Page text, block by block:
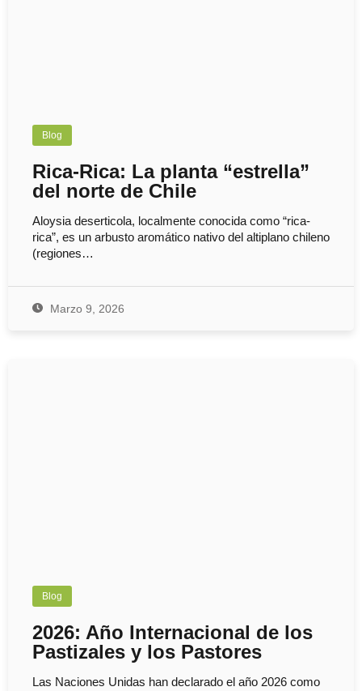
Blog
Rica-Rica: La planta “estrella”
del norte de Chile
Aloysia deserticola, localmente conocida como “rica-
rica”, es un arbusto aromático nativo del altiplano chileno
(regiones…
Marzo 9, 2026
Blog
2026: Año Internacional de los
Pastizales y los Pastores
Las Naciones Unidas han declarado el año 2026 como